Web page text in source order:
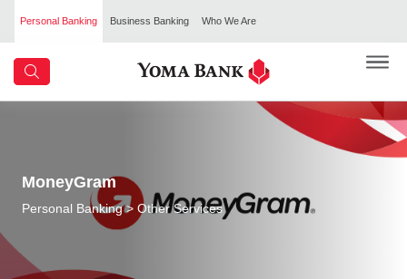
Personal Banking Business Banking Who We Are
MoneyGram
Personal Banking> Other Services